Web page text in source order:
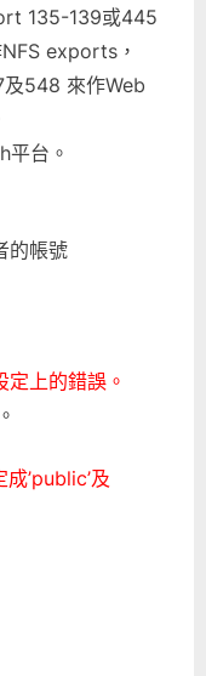
135-139或445
exports，
548 來作Web
台。
的帳號
上的錯誤。
’public’及